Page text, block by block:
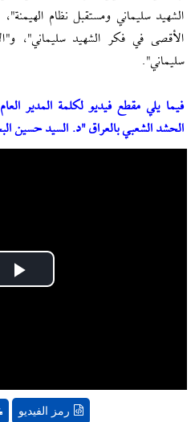
الشهيد سليماني ومستقبل نظام
الأقصى في فكر الشهيد سليماني"،
سليماني".
فيما يلي مقطع فيديو لكلمة المدير
الحشد الشعبي بالعراق "د. السيد حسين
رمز الفيديو